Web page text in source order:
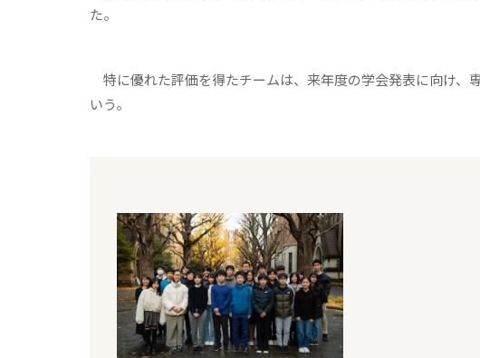
た。
特に優れた評価を得たチームは、来年度の学会発表に向け、
いう。